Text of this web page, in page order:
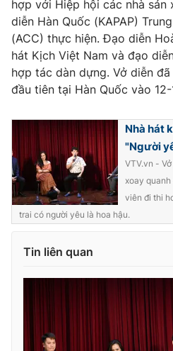
Ðiện thoại Thời báo VTV:024.66
Email: toasoan@vtv.vn
Liên hệ quảng cáo:
024-7300.7108
® Cấm sao chép dưới mọi hình
thuận bằng văn bản. Ghi rõ nguồn
thông tin từ website này.
hợp với Hiệp hội các nhà sản
diễn Hàn Quốc (KAPAP)
(ACC) thực hiện. Đạo diễn
hát Kịch Việt Nam và đạo
hợp tác dàn dựng. Vở diễn
đầu tiên tại Hàn Quốc vào 12-
Nhà hát
"Người
VTV.vn -
xoay
viên đi thi
trai có người yêu là hoa hậu.
Tin liên quan